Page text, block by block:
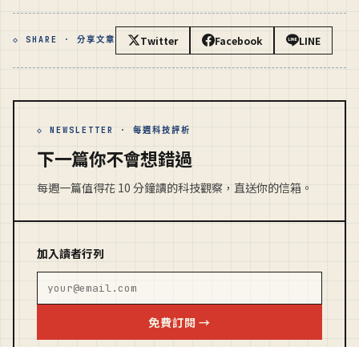
◇ SHARE · 分享文章 Twitter Facebook LINE
◇ NEWSLETTER · 每週科技評析
下一篇你不會想錯過
每週一篇值得花 10 分鐘讀的科技觀察，直送你的信箱。
加入讀者行列
免費訂閱 →